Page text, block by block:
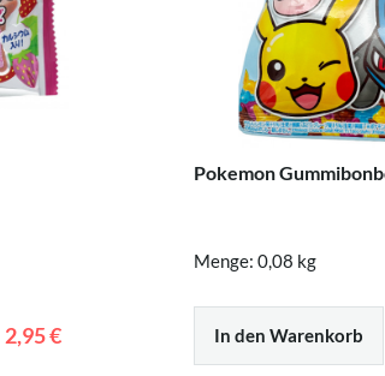
2,95 €
Pokemon
Menge: 0,08 kg
In den Warenkorb